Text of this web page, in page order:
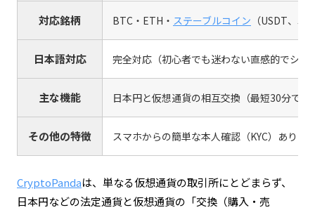
対応銘柄 BTC・ETH・ ステーブルコイン （USDT、
日本語対応 完全対応（初心者でも迷わない直感的でシン
主な機能 日本円と仮想通貨の相互交換（最短30分での
その他の特徴 スマホからの簡単な本人確認（KYC）あり /
CryptoPandaは、単なる仮想通貨の取引所にとどまらず、
日本円などの法定通貨と仮想通貨の「交換（購入・売